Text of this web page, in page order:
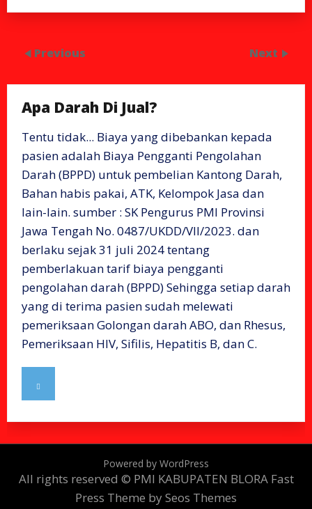
Previous Next
Apa Darah Di Jual?
Tentu tidak... Biaya yang dibebankan kepada
pasien adalah Biaya Pengganti Pengolahan
Darah (BPPD) untuk pembelian Kantong Darah,
Bahan habis pakai, ATK, Kelompok Jasa dan
lain-lain. sumber : SK Pengurus PMI Provinsi
Jawa Tengah No. 0487/UKDD/VII/2023. dan
berlaku sejak 31 juli 2024 tentang
pemberlakuan tarif biaya pengganti
pengolahan darah (BPPD) Sehingga setiap darah
yang di terima pasien sudah melewati
pemeriksaan Golongan darah ABO, dan Rhesus,
Pemeriksaan HIV, Sifilis, Hepatitis B, dan C.
Powered by WordPress
All rights reserved © PMI KABUPATEN BLORA Fast
Press Theme by Seos Themes